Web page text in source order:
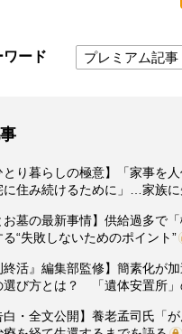
ワード プレミアム記事
とり暮らしの極意】「家事を
に住み続けるために」…家族
お墓の最新事情】供給過多
“失敗しないためのポイント”
終活』編集部監修】簡素化
選び方とは？ 「遺体安置所」
白・全文公開】養老孟司氏「